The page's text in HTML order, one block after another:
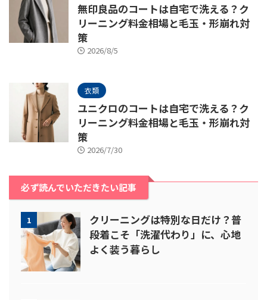
無印良品のコートは自宅で洗える？ク
リーニング料金相場と毛玉・形崩れ対
策
2026/8/5
衣類
ユニクロのコートは自宅で洗える？ク
リーニング料金相場と毛玉・形崩れ対
策
2026/7/30
必ず読んでいただきたい記事
1
クリーニングは特別な日だけ？普
段着こそ「洗濯代わり」に、心地
よく装う暮らし